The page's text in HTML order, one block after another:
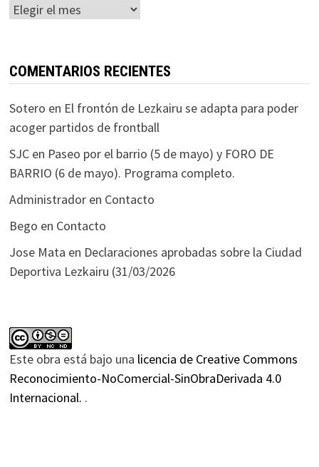
Histórico
COMENTARIOS RECIENTES
Sotero en El frontón de Lezkairu se adapta para poder
acoger partidos de frontball
SJCen Paseo por el barrio (5 de mayo) y FORO DE
BARRIO (6 de mayo). Programa completo.
Administradoren Contacto
Bego en Contacto
Jose Mata en Declaraciones aprobadas sobre la Ciudad
Deportiva Lezkairu (31/03/2026
Este obra está bajo una licencia de Creative Commons
Reconocimiento-NoComercial-SinObraDerivada 4.0
Internacional. .